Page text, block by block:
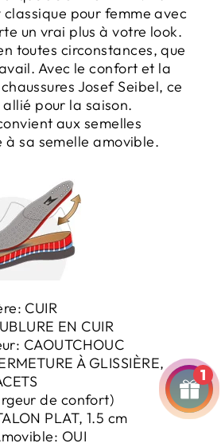
pour femme avec
un vrai plus à votre look.
toutes circonstances, que
Avec le confort et la
Josef Seibel, ce
pour la saison.
aux semelles
sa semelle amovible.
CUIR
EN CUIR
CAOUTCHOUC
À GLISSIÈRE,
de confort)
PLAT, 1.5 cm
OUI
1